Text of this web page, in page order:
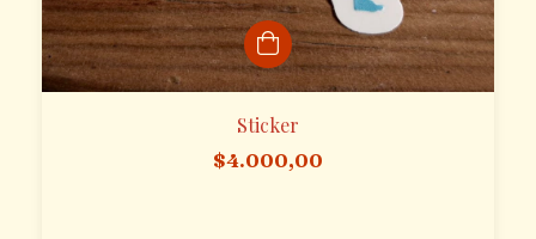
Sticker
$4.000,00